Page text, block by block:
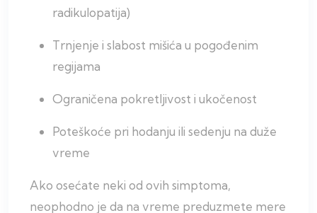
radikulopatija)
Trnjenje i slabost mišića u pogođenim
regijama
Ograničena pokretljivost i ukočenost
Poteškoće pri hodanju ili sedenju na duže
vreme
Ako osećate neki od ovih simptoma,
neophodno je da na vreme preduzmete mere